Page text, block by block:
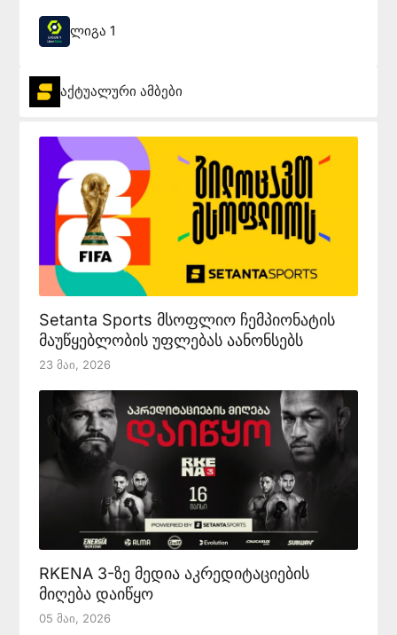
ლიგა 1
აქტუალური ამბები
Setanta Sports მსოფლიო ჩემპიონატის
მაუწყებლობის უფლებას აანონსებს
23 Მაი, 2026
RKENA 3-ზე მედია აკრედიტაციების
მიღება დაიწყო
05 Მაი, 2026